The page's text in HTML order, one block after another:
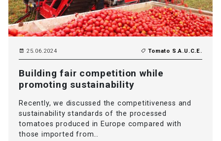
25.06.2024 Tomato S.A.U.C.E.
Building fair competition while
promoting sustainability
Recently, we discussed the competitiveness and
sustainability standards of the processed
tomatoes produced in Europe compared with
those imported from…